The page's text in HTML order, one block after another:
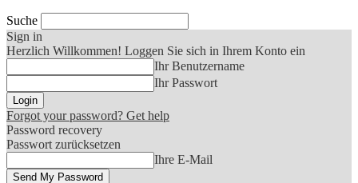
Suche
Sign in
Herzlich Willkommen! Loggen Sie sich in Ihrem Konto ein
Ihr Benutzername
Ihr Passwort
Forgot your password? Get help
Password recovery
Passwort zurücksetzen
Ihre E-Mail